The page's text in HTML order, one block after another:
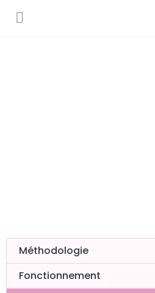
Méthodologie
Fonctionnement